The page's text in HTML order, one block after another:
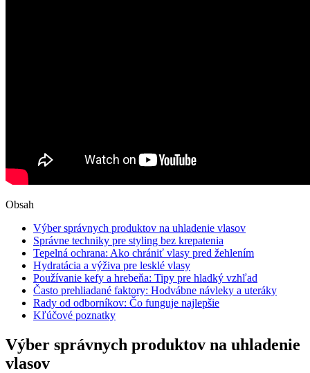
Obsah
Výber správnych produktov na uhladenie vlasov
Správne techniky pre styling bez krepatenia
Tepelná ochrana: Ako chrániť vlasy pred žehlením
Hydratácia a výživa pre lesklé vlasy
Používanie kefy a hrebeňa: Tipy pre hladký vzhľad
Často prehliadané faktory: Hodvábne návleky a uteráky
Rady od odborníkov: Čo funguje najlepšie
Kľúčové poznatky
Výber správnych produktov na uhladenie
vlasov